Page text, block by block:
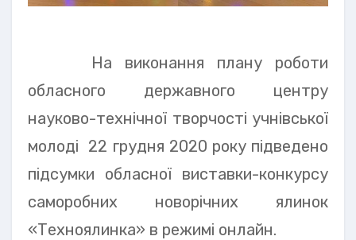
На виконання плану роботи
обласного державного центру
науково-технічної творчості учнівської
молоді 22 грудня 2020 року підведено
підсумки обласної виставки-конкурсу
саморобних новорічних ялинок
«Техноялинка» в режимі онлайн.